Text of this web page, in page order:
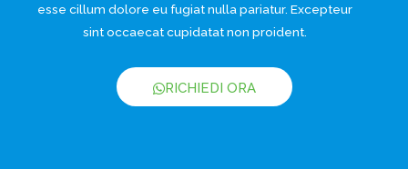
esse cillum dolore eu fugiat nulla pariatur. Excepteur
sint occaecat cupidatat non proident.
RICHIEDI ORA